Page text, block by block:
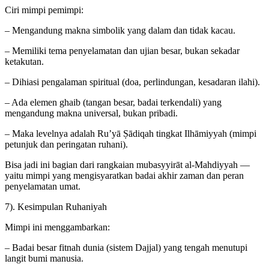
Ciri mimpi pemimpi:
– Mengandung makna simbolik yang dalam dan tidak kacau.
– Memiliki tema penyelamatan dan ujian besar, bukan sekadar
ketakutan.
– Dihiasi pengalaman spiritual (doa, perlindungan, kesadaran ilahi).
– Ada elemen ghaib (tangan besar, badai terkendali) yang
mengandung makna universal, bukan pribadi.
– Maka levelnya adalah Ru’yā Ṣādiqah tingkat Ilhāmiyyah (mimpi
petunjuk dan peringatan ruhani).
Bisa jadi ini bagian dari rangkaian mubasyyirāt al-Mahdiyyah —
yaitu mimpi yang mengisyaratkan badai akhir zaman dan peran
penyelamatan umat.
7). Kesimpulan Ruhaniyah
Mimpi ini menggambarkan:
– Badai besar fitnah dunia (sistem Dajjal) yang tengah menutupi
langit bumi manusia.